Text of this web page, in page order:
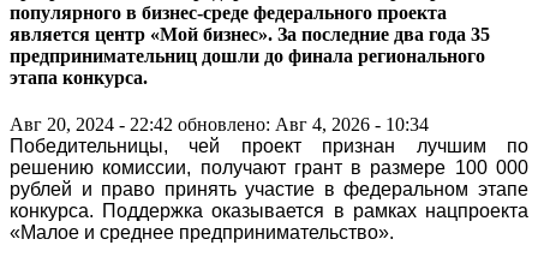
популярного в бизнес-среде федерального проекта
является центр «Мой бизнес». За последние два года 35
предпринимательниц дошли до финала регионального
этапа конкурса.
Авг 20, 2024 - 22:42 обновлено: Авг 4, 2026 - 10:34
Победительницы, чей проект признан лучшим по
решению комиссии, получают грант в размере 100 000
рублей и право принять участие в федеральном этапе
конкурса. Поддержка оказывается в рамках нацпроекта
«Малое и среднее предпринимательство».